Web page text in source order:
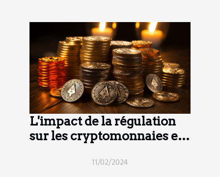
L'impact de la régulation
sur les cryptomonnaies et
11/02/2024